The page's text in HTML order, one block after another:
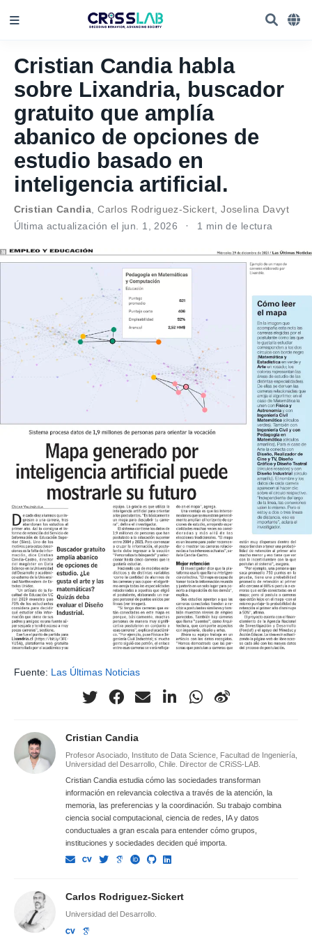
Cristian Candia habla
sobre Lixandria, buscador
gratuito que amplía
abanico de opciones de
estudio basado en
inteligencia artificial.
Cristian Candia ,Carlos Rodriguez-Sickert ,Joselina Davyt
Última actualización el jun. 1, 2026
1 min de lectura
Fuente: Las Últimas Noticias
Cristian Candia
Profesor Asociado, Instituto de Data Science, Facultad de Ingeniería,
Universidad del Desarrollo, Chile. Director de CRiSS-LAB.
Cristian Candia estudia cómo las sociedades transforman
información en relevancia colectiva a través de la atención, la
memoria, las preferencias y la coordinación. Su trabajo combina
ciencia social computacional, ciencia de redes, IA y datos
conductuales a gran escala para entender cómo grupos,
instituciones y sociedades deciden qué importa.
Carlos Rodriguez-Sickert
Universidad del Desarrollo.